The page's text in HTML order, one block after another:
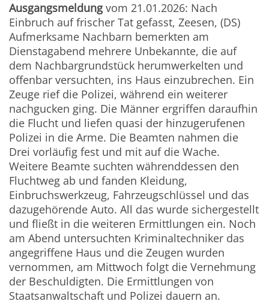
Ausgangsmeldungvom 21.01.2026: Nach
Einbruch auf frischer Tat gefasst, Zeesen, (DS)
Aufmerksame Nachbarn bemerkten am
Dienstagabend mehrere Unbekannte, die auf
dem Nachbargrundstück herumwerkelten und
offenbar versuchten, ins Haus einzubrechen. Ein
Zeuge rief die Polizei, während ein weiterer
nachgucken ging. Die Männer ergriffen daraufhin
die Flucht und liefen quasi der hinzugerufenen
Polizei in die Arme. Die Beamten nahmen die
Drei vorläufig fest und mit auf die Wache.
Weitere Beamte suchten währenddessen den
Fluchtweg ab und fanden Kleidung,
Einbruchswerkzeug, Fahrzeugschlüssel und das
dazugehörende Auto. All das wurde sichergestellt
und fließt in die weiteren Ermittlungen ein. Noch
am Abend untersuchten Kriminaltechniker das
angegriffene Haus und die Zeugen wurden
vernommen, am Mittwoch folgt die Vernehmung
der Beschuldigten. Die Ermittlungen von
Staatsanwaltschaft und Polizei dauern an.